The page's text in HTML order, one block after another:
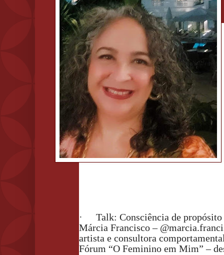
·
Talk: Consciência de
Márcia Francisco –
artista e consultora
Fórum “O Feminino em Mim” –